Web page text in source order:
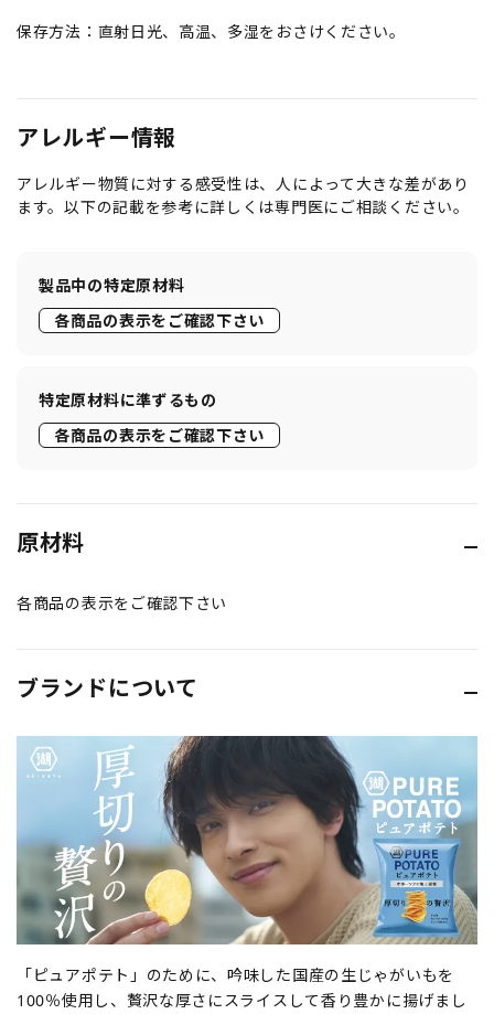
保存方法：直射日光、高温、多湿をおさけください。
アレルギー情報
アレルギー物質に対する感受性は、人によって大きな差があり
ます。以下の記載を参考に詳しくは専門医にご相談ください。
製品中の特定原材料
各商品の表示をご確認下さい
特定原材料に準ずるもの
各商品の表示をご確認下さい
原材料
各商品の表示をご確認下さい
ブランドについて
「ピュアポテト」のために、吟味した国産の生じゃがいもを
100％使用し、贅沢な厚さにスライスして香り豊かに揚げまし